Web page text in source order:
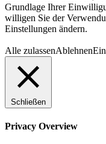
Grundlage Ihrer
willigen Sie der
Einstellungen ändern.
Alle zulassenAblehnen
Schließen
Privacy Overview